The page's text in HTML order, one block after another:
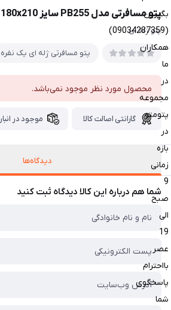
بگیرین
(09034287359)
همکاران
ما
در
مجموعه
پتومتو
در
بازه
زمانی
9
صبح
الی
19
عصر
بااحترام
پاسخگوی
شما
پتو مسافرتی مدل PB255 سایز 180x210 سانتی متر
پتو ژله ای
پتو مسافرتی ژله ای یک نفره
محصول مورد نظر موجود نمی‌باشد.
گارانتی اصالت کالا موجود در انبار
دیدگاه‌ها
شما هم درباره این کالا دیدگاه ثبت کنید